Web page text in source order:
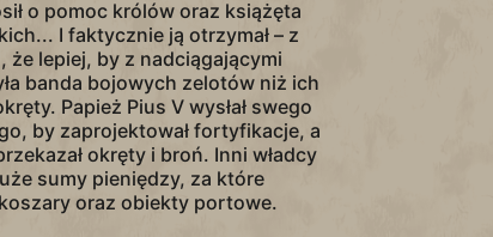
o pomoc królów oraz książęta
I faktycznie ją otrzymał – z
że lepiej, by z nadciągającymi
banda bojowych zelotów niż ich
Papież Pius V wysłał swego
by zaprojektował fortyfikacje, a
okręty i broń. Inni władcy
sumy pieniędzy, za które
oraz obiekty portowe.